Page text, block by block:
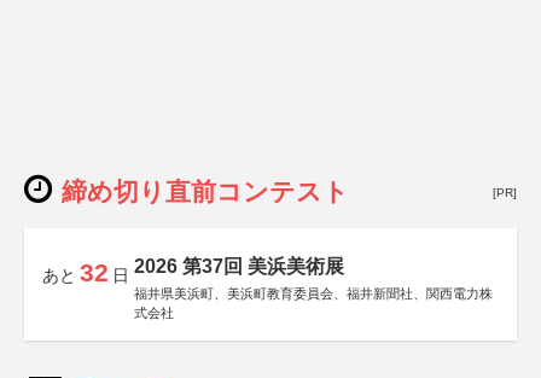
締め切り直前コンテスト [PR]
あと 32 日 2026 第37回 美浜美術展
福井県美浜町、美浜町教育委員会、福井新聞社、関西電力株
式会社